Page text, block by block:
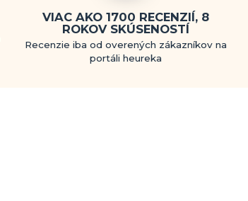
VIAC AKO 1700 RECENZIÍ, 8
ROKOV SKÚSENOSTÍ
Recenzie iba od overených zákazníkov na
portáli heureka